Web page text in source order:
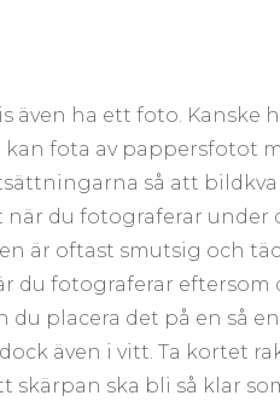
ha ett foto. Kanske
fota av pappersfotot
så att
när du fotograferar under
är oftast smutsig och
du fotograferar eftersom
placera det på en så
även i vitt. Ta kortet
skärpan ska bli så klar